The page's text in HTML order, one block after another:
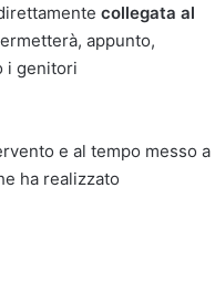
collegata al
appunto,
i genitori
e al tempo messo a
ha realizzato